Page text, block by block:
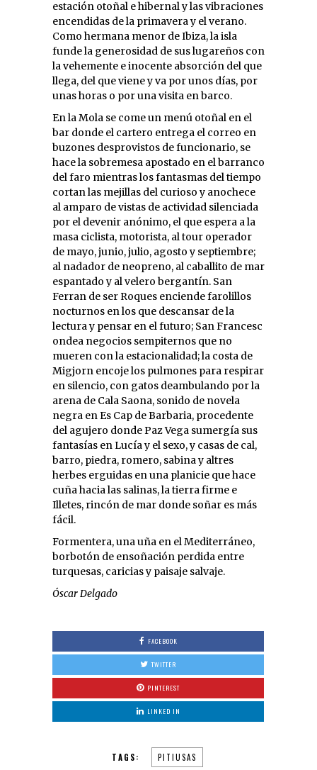
estación otoñal e hibernal y las vibraciones
encendidas de la primavera y el verano.
Como hermana menor de Ibiza, la isla
funde la generosidad de sus lugareños con
la vehemente e inocente absorción del que
llega, del que viene y va por unos días, por
unas horas o por una visita en barco.
En la Mola se come un menú otoñal en el
bar donde el cartero entrega el correo en
buzones desprovistos de funcionario, se
hace la sobremesa apostado en el barranco
del faro mientras los fantasmas del tiempo
cortan las mejillas del curioso y anochece
al amparo de vistas de actividad silenciada
por el devenir anónimo, el que espera a la
masa ciclista, motorista, al tour operador
de mayo, junio, julio, agosto y septiembre;
al nadador de neopreno, al caballito de mar
espantado y al velero bergantín. San
Ferran de ser Roques enciende farolillos
nocturnos en los que descansar de la
lectura y pensar en el futuro; San Francesc
ondea negocios sempiternos que no
mueren con la estacionalidad; la costa de
Migjorn encoje los pulmones para respirar
en silencio, con gatos deambulando por la
arena de Cala Saona, sonido de novela
negra en Es Cap de Barbaria, procedente
del agujero donde Paz Vega sumergía sus
fantasías en Lucía y el sexo, y casas de cal,
barro, piedra, romero, sabina y altres
herbes erguidas en una planicie que hace
cuña hacia las salinas, la tierra firme e
Illetes, rincón de mar donde soñar es más
fácil.
Formentera, una uña en el Mediterráneo,
borbotón de ensoñación perdida entre
turquesas, caricias y paisaje salvaje.
Óscar Delgado
FACEBOOK
TWITTER
PINTEREST
LINKED IN
TAGS: PITIUSAS